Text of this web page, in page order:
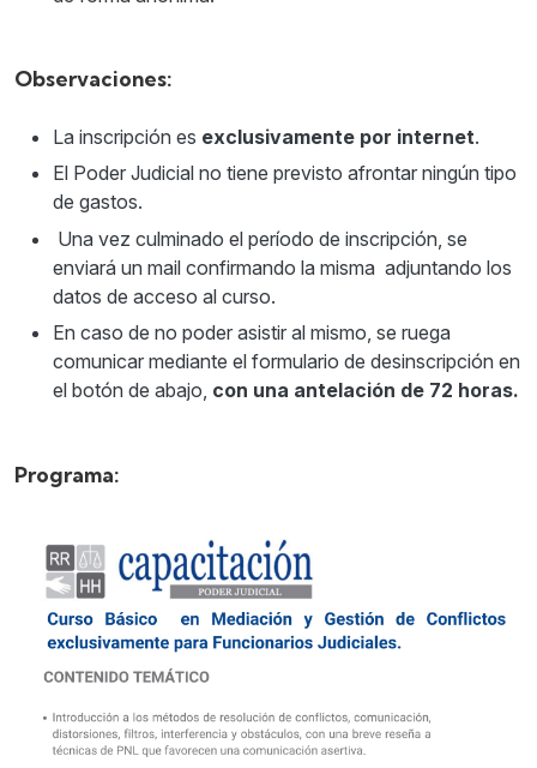
Observaciones:
La inscripción es exclusivamente por internet.
El Poder Judicial no tiene previsto afrontar ningún tipo
de gastos.
Una vez culminado el período de inscripción, se
enviará un mail confirmando la misma adjuntando los
datos de acceso al curso.
En caso de no poder asistir al mismo, se ruega
comunicar mediante el formulario de desinscripción en
el botón de abajo, con una antelación de 72 horas.
Programa: